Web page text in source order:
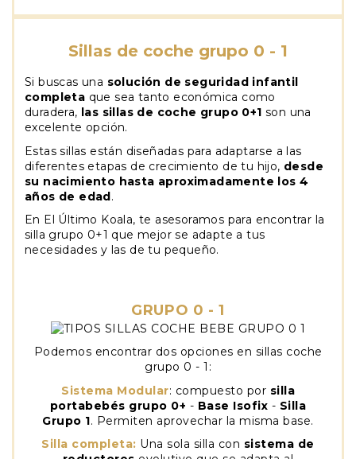
Sillas de coche grupo 0 - 1
Si buscas una solución de seguridad infantil
completa que sea tanto económica como
duradera, las sillas de coche grupo 0+1 son una
excelente opción.
Estas sillas están diseñadas para adaptarse a las
diferentes etapas de crecimiento de tu hijo, desde
su nacimiento hasta aproximadamente los 4
años de edad.
En El Último Koala, te asesoramos para encontrar la
silla grupo 0+1 que mejor se adapte a tus
necesidades y las de tu pequeño.
GRUPO 0 - 1
Podemos encontrar dos opciones en sillas coche
grupo 0 - 1:
Sistema Modular: compuesto por silla
portabebés grupo 0+ - Base Isofix - Silla
Grupo 1. Permiten aprovechar la misma base.
Silla completa: Una sola silla con sistema de